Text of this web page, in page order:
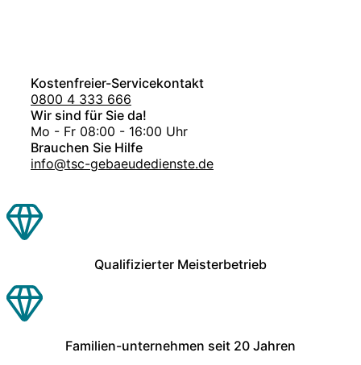
Kostenfreier-Servicekontakt
0800 4 333 666
Wir sind für Sie da!
Mo - Fr 08:00 - 16:00 Uhr
Brauchen Sie Hilfe
info@tsc-gebaeudedienste.de
Qualifizierter Meisterbetrieb
Familien-unternehmen seit 20 Jahren